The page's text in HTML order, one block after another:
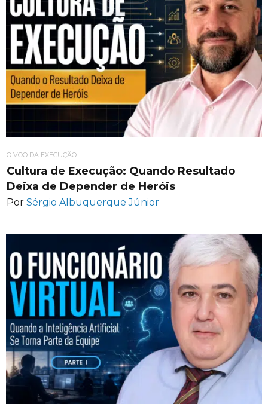
O VOO DA EXECUÇÃO
Cultura de Execução: Quando Resultado
Deixa de Depender de Heróis
Por Sérgio Albuquerque Júnior